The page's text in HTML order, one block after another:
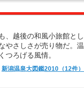
、越後の和風小旅館とし
やさしさが売り物だ。温
つろげる風情。
新潟温泉大図鑑2010（12件）